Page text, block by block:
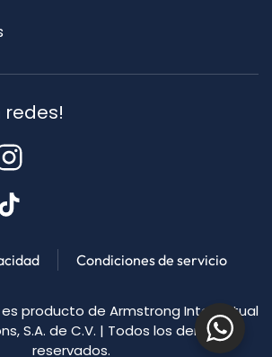
redes!
Condiciones de servicio
producto de Armstrong Intellectual
S.A. de C.V. | Todos los derechos
reservados.